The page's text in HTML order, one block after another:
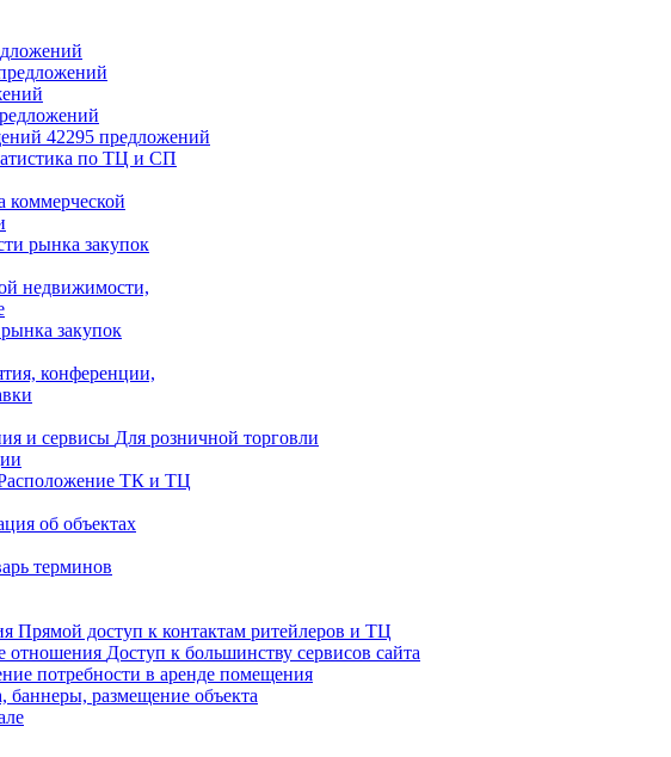
42295 предложений
по ТЦ и СП
коммерческой
рынка закупок
недвижимости,
закупок
конференции,
и сервисы Для розничной торговли
ТК и ТЦ
об объектах
терминов
Прямой доступ к контактам ритейлеров и ТЦ
отношения Доступ к большинству сервисов сайта
потребности в аренде помещения
баннеры, размещение объекта